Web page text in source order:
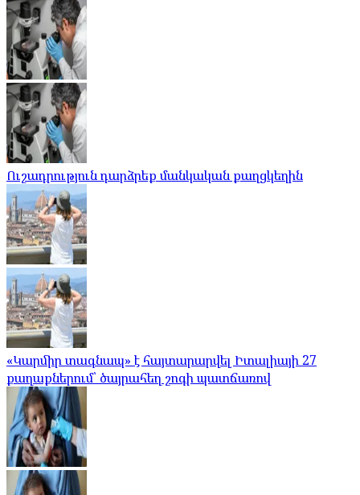
Ուշադրություն դարձրեք մանկական քաղցկեղին
«Կարմիր տագնապ» է հայտարարվել Իտալիայի 27
քաղաքներում՝ ծայրահեղ շոգի պատճառով